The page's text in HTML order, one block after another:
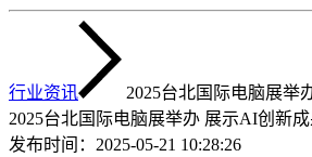
行业资讯
2025台北国际电脑展举
2025台北国际电脑展举办 展示AI创新
发布时间： 2025-05-21 10:28:26